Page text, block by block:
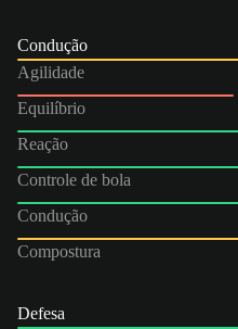
Condução
Agilidade
Equilíbrio
Reação
Controle de bola
Condução
Compostura
Defesa